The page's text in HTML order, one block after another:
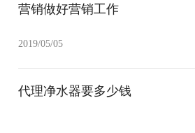
营销做好营销工作
2019/05/05
代理净水器要多少钱